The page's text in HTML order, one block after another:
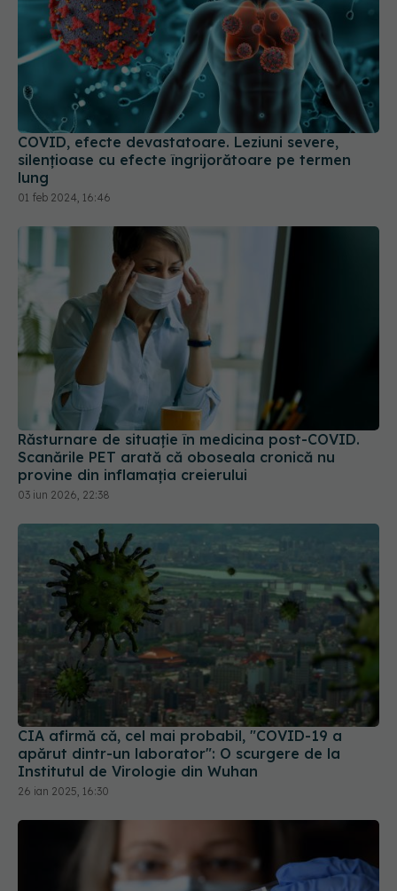
COVID, efecte devastatoare. Leziuni severe,
silențioase cu efecte îngrijorătoare pe termen
lung
01 feb 2024, 16:46
Răsturnare de situație în medicina post-COVID.
Scanările PET arată că oboseala cronică nu
provine din inflamația creierului
03 iun 2026, 22:38
CIA afirmă că, cel mai probabil, "COVID-19 a
apărut dintr-un laborator": O scurgere de la
Institutul de Virologie din Wuhan
26 ian 2025, 16:30